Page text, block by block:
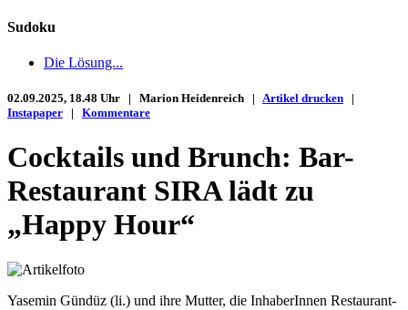
Sudoku
Die Lösung...
02.09.2025, 18.48 Uhr | Marion Heidenreich | Artikel drucken |
Instapaper | Kommentare
Cocktails und Brunch: Bar-
Restaurant SIRA lädt zu
„Happy Hour“
Yasemin Gündüz (li.) und ihre Mutter, die InhaberInnen Restaurant-